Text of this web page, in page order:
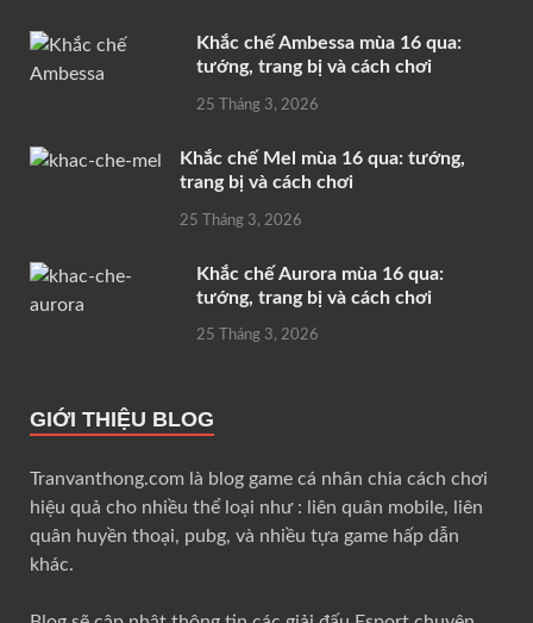
Khắc chế Ambessa mùa 16 qua:
tướng, trang bị và cách chơi
25 Tháng 3, 2026
Khắc chế Mel mùa 16 qua: tướng,
trang bị và cách chơi
25 Tháng 3, 2026
Khắc chế Aurora mùa 16 qua:
tướng, trang bị và cách chơi
25 Tháng 3, 2026
GIỚI THIỆU BLOG
Tranvanthong.com là blog game cá nhân chia cách chơi
hiệu quả cho nhiều thể loại như : liên quân mobile, liên
quân huyền thoại, pubg, và nhiều tựa game hấp dẫn
khác.